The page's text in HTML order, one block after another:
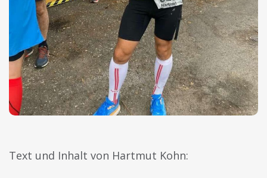
Text und Inhalt von Hartmut Kohn: